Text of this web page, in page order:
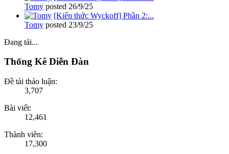
Tomy posted 26/9/25
[Kiến thức Wyckoff] Phần 2:...
Tomy posted 23/9/25
Đang tải...
Thống Kê Diễn Đàn
Đề tài thảo luận:
3,707
Bài viết:
12,461
Thành viên:
17,300